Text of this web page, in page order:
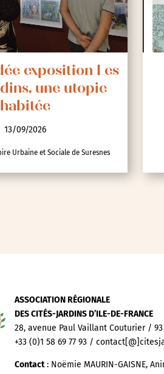
Autre
Essonne (91)
de-Seine (92)
exposition Les
une utopie
habitée
13/09/2026
Urbaine et Sociale de Suresnes
ASSOCIATION RÉGIONALE
DES CITÉS-JARDINS D’ILE-DE-FRANCE
28, avenue Paul Vaillant Couturier /
+33 (0)1 58 69 77 93 /
Contact: Noëmie MAURIN-GAISNE,